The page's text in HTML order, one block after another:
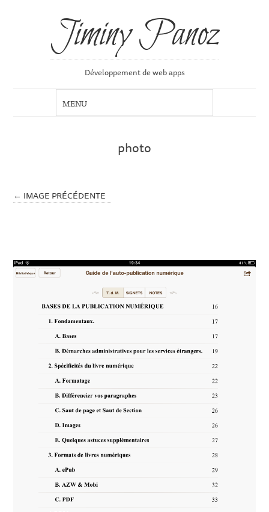
Jiminy Panoz
Développement de web apps
photo
← IMAGE PRÉCÉDENTE